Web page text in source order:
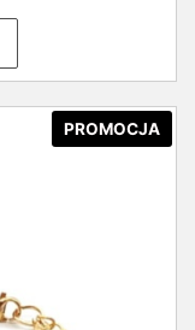
PROMOCJA